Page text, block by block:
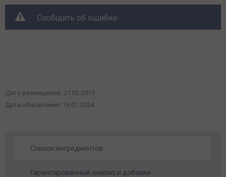
Сообщить об ошибке
Дата размещения: 21.02.2019
Дата обновления: 16.01.2024
Список ингредиентов
Гарантированный анализ и добавки